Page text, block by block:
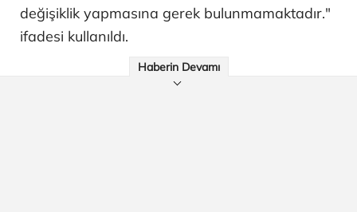
değişiklik yapmasına gerek bulunmamaktadır."
ifadesi kullanıldı.
Haberin Devamı